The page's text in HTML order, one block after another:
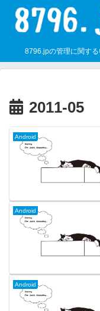
8796.jpの管理に関する
2011-05
Android
Android
Android